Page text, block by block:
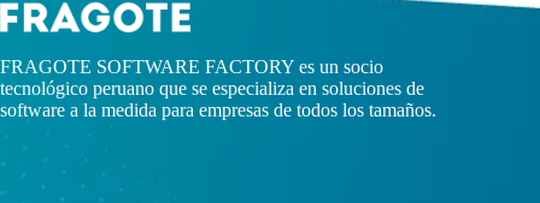
FRAGOTE SOFTWARE FACTORY es un socio
tecnológico peruano que se especializa en soluciones de
software a la medida para empresas de todos los tamaños.